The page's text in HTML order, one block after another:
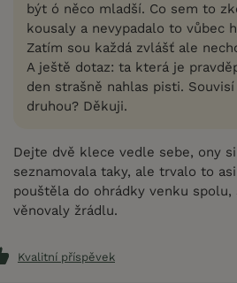
být ó něco mladší. Co sem to
kousaly a nevypadalo to vůbec
Zatím sou každá zvlášť ale
A ještě dotaz: ta která je
den strašně nahlas pisti.
druhou? Děkuji.
Dejte dvě klece vedle sebe, ony
seznamovala taky, ale trvalo to
pouštěla do ohrádky venku spolu,
věnovaly žrádlu.
Kvalitní příspěvek